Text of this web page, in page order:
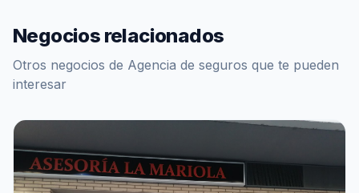
Negocios relacionados
Otros negocios de Agencia de seguros que te pueden
interesar